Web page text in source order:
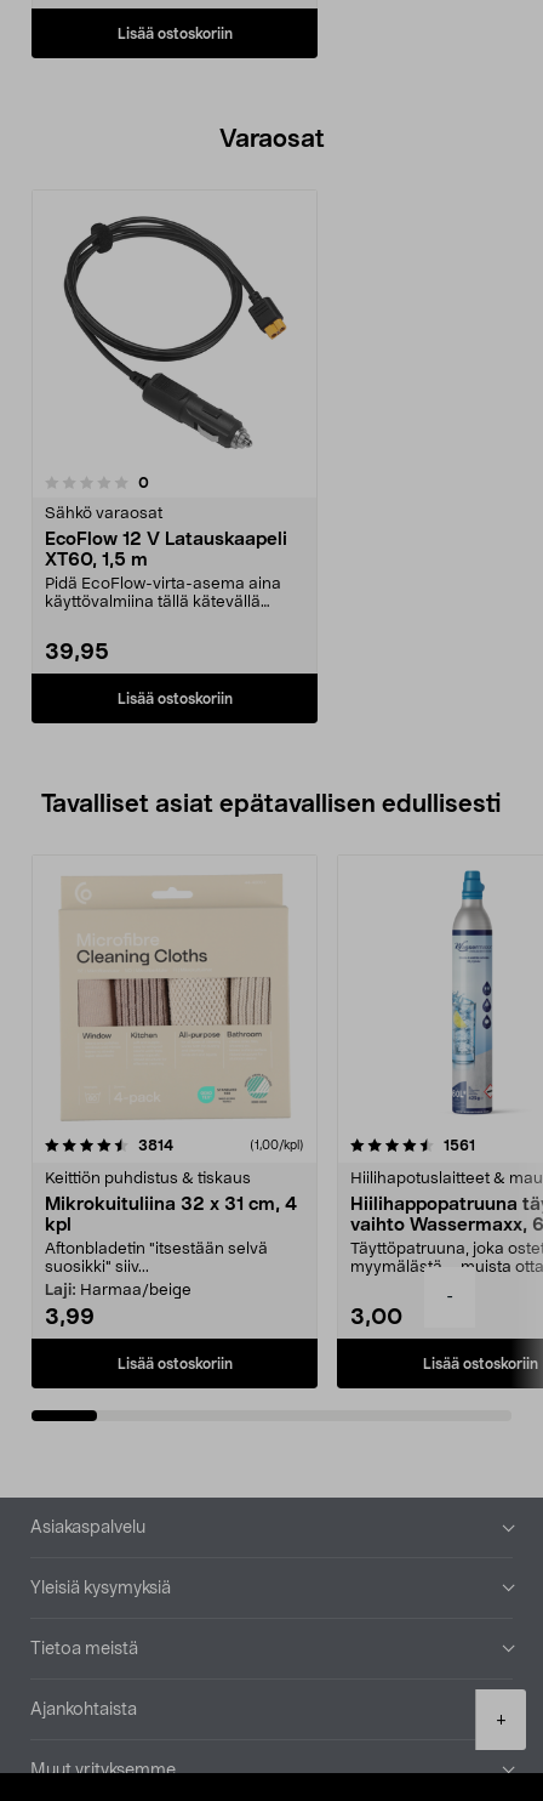
-
+
Lisää ostoskoriin
Varaosat
0arvostelut
Sähkö varaosat
EcoFlow 12 V Latauskaapeli
XT60, 1,5 m
Pidä EcoFlow-virta-asema aina
käyttövalmiina tällä kätevällä
39,95
Lisää ostoskoriin
Tavalliset asiat epätavallisen edullisesti
3814arvostelut (1,00/kpl)
Keittiön puhdistus & tiskaus
Mikrokuituliina 32 x 31 cm, 4
kpl
Aftonbladetin "itsestään selvä
suosikki" siiv...
Laji: Harmaa/beige
3,99
Lisää ostoskoriin
4.5viidestä
1561
Hiilihapotuslaitteet &
Hiilihappopatruuna
vaihto Wassermaxx,
Täyttöpatruuna, joka
myymälästä – muista
3,00
Lisää ostoskoriin
4.5viidestä
Alatunniste
Asiakaspalvelu
Yleisiä kysymyksiä
Tietoa meistä
Ajankohtaista
Muut yrityksemme